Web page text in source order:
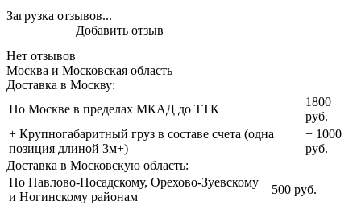
Загрузка отзывов...
Нет отзывов
Добавить отзыв
Москва и Московская область
Доставка в Москву:
По Москве в пределах МКАД до ТТК
1800
руб.
+ Крупногабаритный груз в составе счета (одна
позиция длиной 3м+)
+ 1000
руб.
Доставка в Московскую область:
По Павлово-Посадскому, Орехово-Зуевскому
и Ногинскому районам
500 руб.